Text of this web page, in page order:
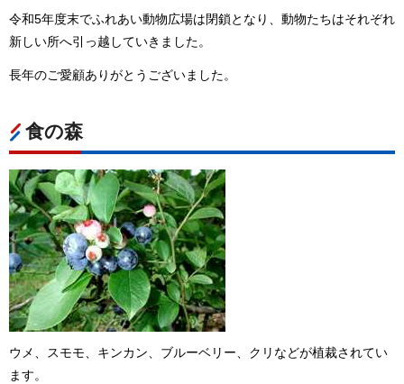
令和5年度末でふれあい動物広場は閉鎖となり、動物たちはそれぞれ
新しい所へ引っ越していきました。
長年のご愛顧ありがとうございました。
食の森
ウメ、スモモ、キンカン、ブルーベリー、クリなどが植裁されてい
ます。